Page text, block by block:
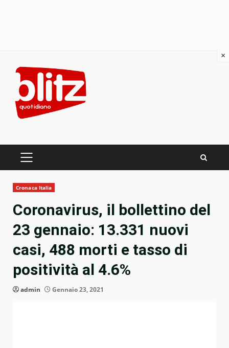
content
PRIMARY
Cronaca Italia
Coronavirus, il bollettino del
23 gennaio: 13.331 nuovi
casi, 488 morti e tasso di
positività al 4.6%
admin Gennaio 23, 2021
×